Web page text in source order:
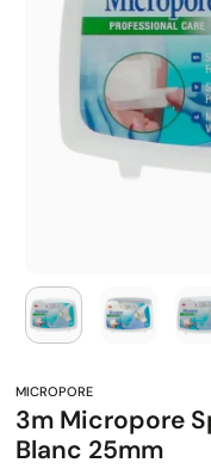
3m Micropore
Blanc 25mm